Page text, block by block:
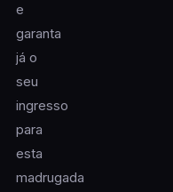
e
garanta
já o
seu
ingresso
para
esta
madrugada